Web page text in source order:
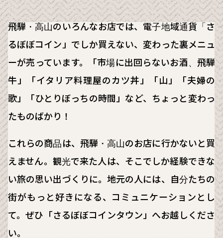
飛騨・高山のいろんなお店では、電子地域通貨「さ
るぼぼコイン」でしか買えない、変わった裏メニュ
ーが売っています。「市場に出回らないお酒、飛騨
牛」「イタリア料理屋のカツ丼」「山」「夫婦の
歌」「ひとりぼっちの時間」など、ちょっと変わっ
たものばかり！
これらの商品は、飛騨・高山のお店に行かないと買
えません。観光で来た人は、そこでしか経験できな
い旅の思い出づくりに。地元の人には、自分たちの
街がもっと好きになる、コミュニケーションとし
て。ぜひ「さるぼぼコインタウン」へお越しくださ
い。